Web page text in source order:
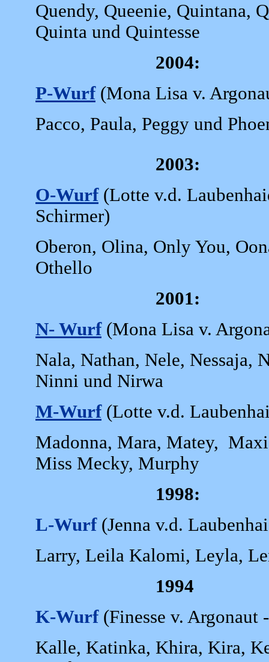
Quendy, Queenie, Quintana,
Quinta und Quintesse
2004:
P-Wurf(Mona Lisa v.
Pacco, Paula, Peggy und
2003:
O-Wurf(Lotte v.d.
Schirmer)
Oberon, Olina, Only You,
Othello
2001:
N- Wurf(Mona Lisa v.
Nala, Nathan, Nele, Nessaja,
Ninni und Nirwa
M-Wurf(Lotte v.d.
Madonna, Mara, Matey,
Miss Mecky, Murphy
1998:
L-Wurf(Jenna v.d.
Larry, Leila Kalomi, Leyla,
1994
K-Wurf (Finesse v. Argonaut
Kalle, Katinka, Khira, Kira,